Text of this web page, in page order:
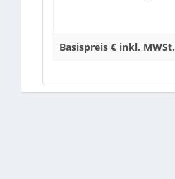
Basispreis € inkl. MWSt.